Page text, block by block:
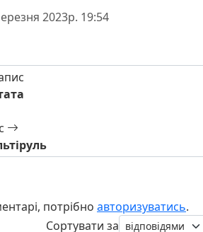
2023р. 19:54
потрібно авторизуватись.
Сортувати за